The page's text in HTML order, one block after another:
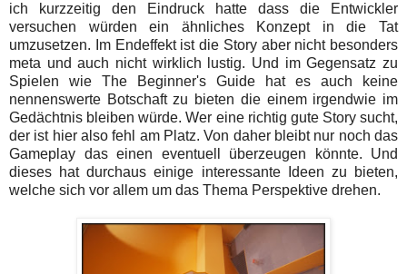
ich kurzzeitig den Eindruck hatte dass die Entwickler
versuchen würden ein ähnliches Konzept in die Tat
umzusetzen. Im Endeffekt ist die Story aber nicht besonders
meta und auch nicht wirklich lustig. Und im Gegensatz zu
Spielen wie The Beginner's Guide hat es auch keine
nennenswerte Botschaft zu bieten die einem irgendwie im
Gedächtnis bleiben würde. Wer eine richtig gute Story sucht,
der ist hier also fehl am Platz. Von daher bleibt nur noch das
Gameplay das einen eventuell überzeugen könnte. Und
dieses hat durchaus einige interessante Ideen zu bieten,
welche sich vor allem um das Thema Perspektive drehen.